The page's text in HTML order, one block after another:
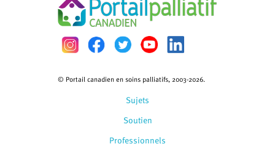
Sujets
Soutien
Professionnels
© Portail canadien en soins palliatifs, 2003-2026.